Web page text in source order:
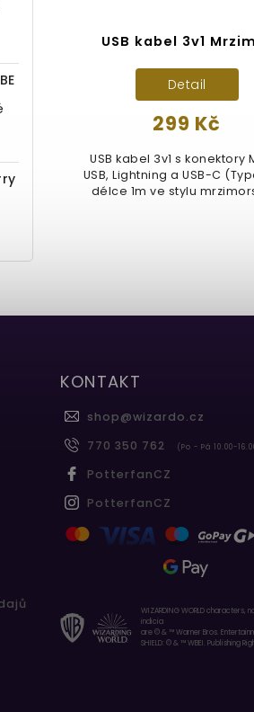
USB kabel 3v1
299 Kč
Detail
USB kabel 3v1 s konektory
USB, Lightning a USB-C
délce 1m ve stylu
KONTAKT
shop@wizardo.cz
770 350 762
(Po - Pá 10.00-
PotterfanCZ
PotterfanCZ
WIZARDING WORLD characters,
indicia
are © & ™ Warner Bros.
SHIELD: © & ™ WBEI. Publishing